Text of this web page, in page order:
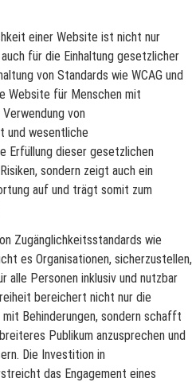
einer Website ist nicht nur
für die Einhaltung gesetzlicher
von Standards wie WCAG und
Website für Menschen mit
von
und wesentliche
Erfüllung dieser gesetzlichen
sondern zeigt auch ein
auf und trägt somit zum
Zugänglichkeitsstandards wie
es Organisationen, sicherzustellen,
Personen inklusiv und nutzbar
bereichert nicht nur die
Behinderungen, sondern schafft
Publikum anzusprechen und
Die Investition in
das Engagement eines